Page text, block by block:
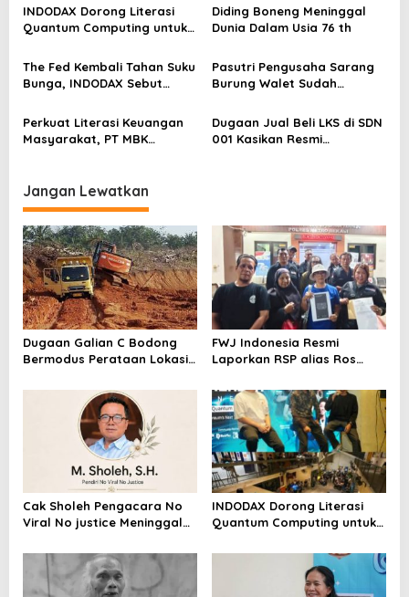
o
s
INDODAX Dorong Literasi
Quantum Computing untuk
Blockchain
Diding Boneng Meninggal
Dunia Dalam Usia 76 th
The Fed Kembali Tahan Suku
Bunga, INDODAX Sebut
Sentimen Pasar
Pasutri Pengusaha Sarang
Burung Walet Sudah
Pelapor Desak Polda Jambi
Segera Lakukan Penahanan
Perkuat Literasi Keuangan
Masyarakat, PT MBK
Dugaan Jual Beli LKS di SDN
001 Kasikan Resmi
Jangan Lewatkan
Dugaan Galian C Bodong
Bermodus Perataan Lokasi
Riau Akan Tinjauan Lokasi
FWJ Indonesia Resmi
Laporkan RSP alias Ros
Cak Sholeh Pengacara No
Viral No justice Meninggal
INDODAX Dorong Literasi
Quantum Computing untuk
Blockchain